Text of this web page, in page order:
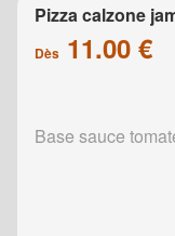
Pizza calzone
Dès 11.00 €
Base sauce